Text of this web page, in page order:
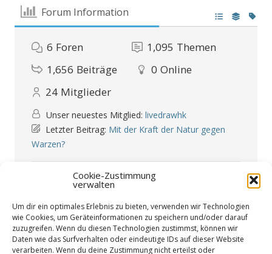
Cookie-Zustimmung
verwalten
Um dir ein optimales Erlebnis zu bieten, verwenden wir Technologien
wie Cookies, um Geräteinformationen zu speichern und/oder darauf
zuzugreifen. Wenn du diesen Technologien zustimmst, können wir
Daten wie das Surfverhalten oder eindeutige IDs auf dieser Website
verarbeiten. Wenn du deine Zustimmung nicht erteilst oder
Forum Information
6 Foren 1,095 Themen
1,656 Beiträge 0 Online
24 Mitglieder
Unser neuestes Mitglied: livedrawhk
Letzter Beitrag: Mit der Kraft der Natur gegen
Warzen?
Forum Icons:
Das Forum enthält keine ungelesenen Beiträge
Themen-Icons:
Unbeantwortet
Beantwortet
Aktiv
Heiß Oben angepinnt
Nicht genehmigt
Gelöst
Privat Geschlossen